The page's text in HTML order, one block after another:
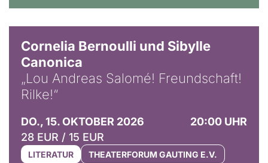
Cornelia Bernoulli und Sibylle
Canonica
„Lou Andreas Salomé! Freundschaft!
Rilke!“
DO., 15. OKTOBER 2026
20:00 UHR
28 EUR / 15 EUR
LITERATUR THEATERFORUM GAUTING E.V.